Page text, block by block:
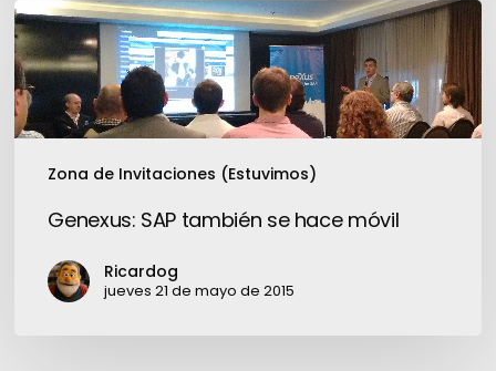
Zona de Invitaciones (Estuvimos)
Genexus:
SAP
también
se
hace
Genexus: SAP también se hace móvil
Ricardog
jueves 21 de mayo de 2015